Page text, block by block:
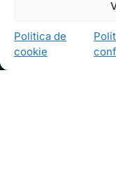
Politica de
cookie
pentru toţi cei